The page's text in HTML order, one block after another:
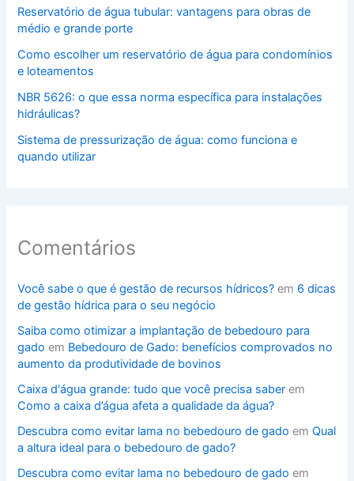
Reservatório de água tubular: vantagens para obras de
médio e grande porte
Como escolher um reservatório de água para condomínios
e loteamentos
NBR 5626: o que essa norma específica para instalações
hidráulicas?
Sistema de pressurização de água: como funciona e
quando utilizar
Comentários
Você sabe o que é gestão de recursos hídricos? em 6 dicas
de gestão hídrica para o seu negócio
Saiba como otimizar a implantação de bebedouro para
gado em Bebedouro de Gado: benefícios comprovados no
aumento da produtividade de bovinos
Caixa d'água grande: tudo que você precisa saber em
Como a caixa d’água afeta a qualidade da água?
Descubra como evitar lama no bebedouro de gado emQual
a altura ideal para o bebedouro de gado?
Descubra como evitar lama no bebedouro de gado em